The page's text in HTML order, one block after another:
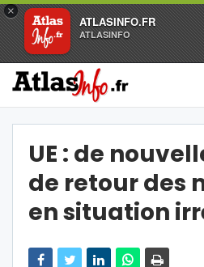
×
ATLASINFO.FR
ATLASINFO
UE : de
de retour des
en situation